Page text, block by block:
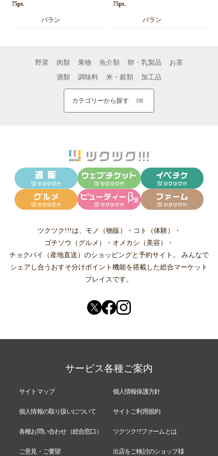
75pt.
パラン
75pt.
パラン
野菜 肉類 果物 魚介類 卵・乳製品
お茶
酒類
調味料 米・穀類 加工品
カテゴリーから探す
ツクツク!!!は、 モノ（物販） ・ コト（体験）
・
ゴチソウ（グルメ）
・ オメカシ（美容）
・
チョクバイ（産地直送） のショッピングと予約サイト。
みんなで
シェアし合う おすそ分けポイント機能を搭載した総合マーケット
プレイスです。
サービス各種ご案内
サイトマップ 個人情報保護方針
個人情報の取り扱いについて サイトご利用規約
各種お問い合わせ（総合窓口） ツクツク!!!ファームとは
ご意見・ご要望 出店をご検討のショップ様